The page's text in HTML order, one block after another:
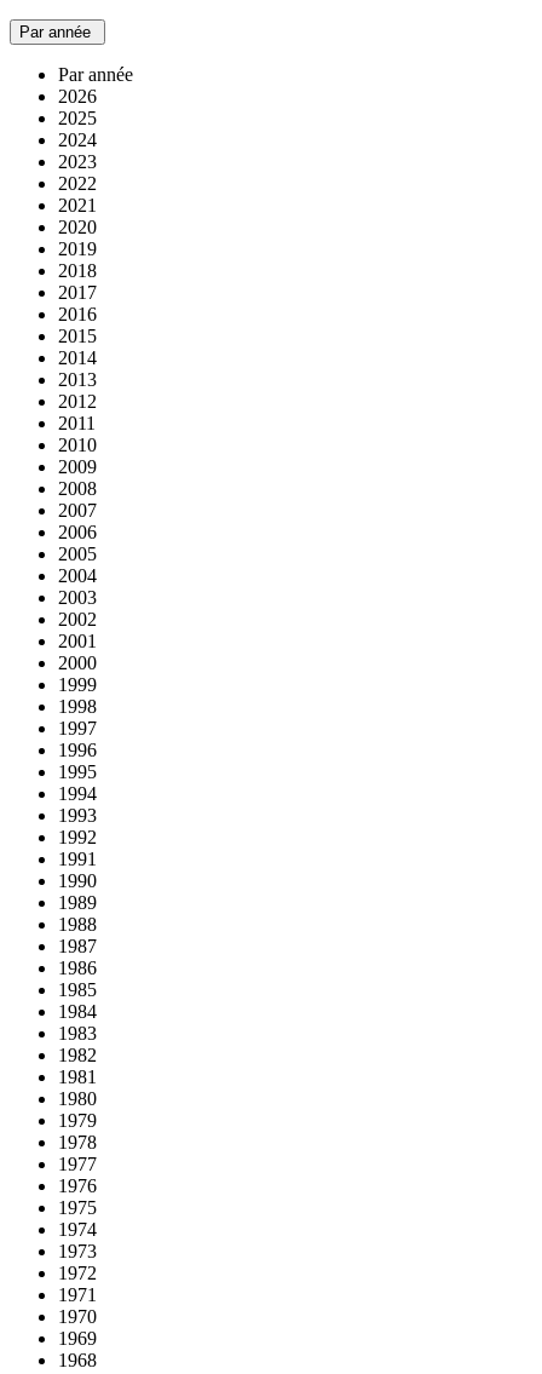
Par année
Par année
2026
2025
2024
2023
2022
2021
2020
2019
2018
2017
2016
2015
2014
2013
2012
2011
2010
2009
2008
2007
2006
2005
2004
2003
2002
2001
2000
1999
1998
1997
1996
1995
1994
1993
1992
1991
1990
1989
1988
1987
1986
1985
1984
1983
1982
1981
1980
1979
1978
1977
1976
1975
1974
1973
1972
1971
1970
1969
1968